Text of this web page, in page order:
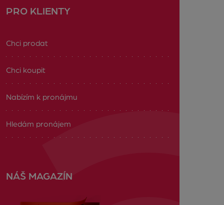
PRO KLIENTY
Chci prodat
Chci koupit
Nabízím k pronájmu
Hledám pronájem
NÁŠ MAGAZÍN